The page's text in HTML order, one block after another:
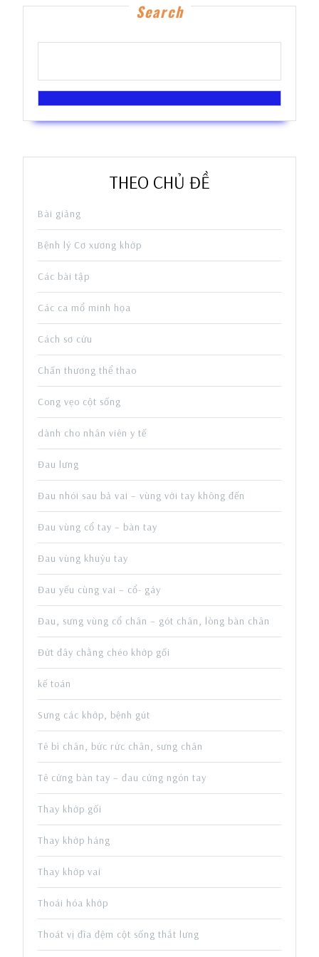
Search
THEO CHỦ ĐỀ
Bài giảng
Bệnh lý Cơ xương khớp
Các bài tập
Các ca mổ minh họa
Cách sơ cứu
Chấn thương thể thao
Cong vẹo cột sống
dành cho nhân viên y tế
Đau lưng
Đau nhói sau bả vai – vùng với tay không đến
Đau vùng cổ tay – bàn tay
Đau vùng khuỷu tay
Đau yếu cùng vai – cổ- gáy
Đau, sưng vùng cổ chân – gót chân, lòng bàn chân
Đứt đây chằng chéo khớp gối
kế toán
Sưng các khớp, bệnh gút
Tê bì chân, bức rức chân, sưng chân
Tê cứng bàn tay – đau cứng ngón tay
Thay khớp gối
Thay khớp háng
Thay khớp vai
Thoái hóa khớp
Thoát vị đĩa đệm cột sống thắt lưng